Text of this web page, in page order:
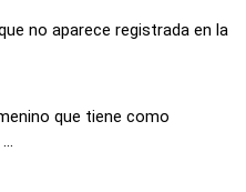
no aparece registrada en la
que tiene como